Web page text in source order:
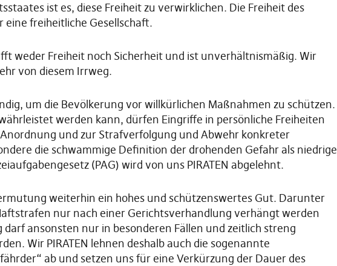
ist es, diese Freiheit zu verwirklichen. Die Freiheit des
eine freiheitliche Gesellschaft.
weder Freiheit noch Sicherheit und ist unverhältnismäßig. Wir
von diesem Irrweg.
um die Bevölkerung vor willkürlichen Maßnahmen zu schützen.
werden kann, dürfen Eingriffe in persönliche Freiheiten
und zur Strafverfolgung und Abwehr konkreter
die schwammige Definition der drohenden Gefahr als niedrige
(PAG) wird von uns PIRATEN abgelehnt.
weiterhin ein hohes und schützenswertes Gut. Darunter
nur nach einer Gerichtsverhandlung verhängt werden
ansonsten nur in besonderen Fällen und zeitlich streng
Wir PIRATEN lehnen deshalb auch die sogenannte
ab und setzen uns für eine Verkürzung der Dauer des